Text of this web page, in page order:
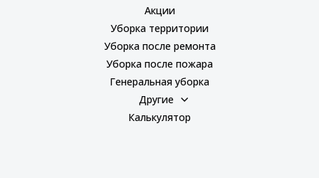
Акции
Уборка территории
Уборка после ремонта
Уборка после пожара
Генеральная уборка
Другие
Калькулятор